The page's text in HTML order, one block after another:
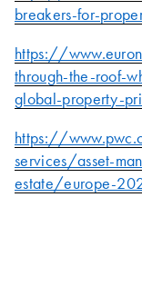
breakers-for-
https://
through-the-roof-
global-property-
https://
services/asset-
estate/europe-